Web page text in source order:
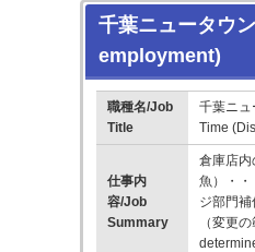
千葉ニュータウ
employment)
職種名/Job
Title
千葉ニ
Time
仕事内
容/Job
Summary
倉庫店内
魚）・・
ジ部門
（変更